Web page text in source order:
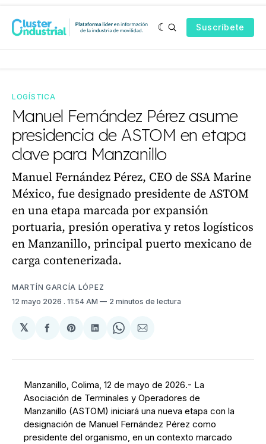
Suscríbete
LOGÍSTICA
Manuel Fernández Pérez asume
presidencia de ASTOM en etapa
clave para Manzanillo
Manuel Fernández Pérez, CEO de SSA Marine
México, fue designado presidente de ASTOM
en una etapa marcada por expansión
portuaria, presión operativa y retos logísticos
en Manzanillo, principal puerto mexicano de
carga contenerizada.
MARTÍN GARCÍA LÓPEZ
12 mayo 2026 . 11:54 AM 2 minutos de lectura
𝕏
Compartir
Facebook
Share
Pinterest
Compartir
LinkedIn
Share
WhatsApp
Compartir
Email
Manzanillo, Colima, 12 de mayo de 2026.- La
Asociación de Terminales y Operadores de
Manzanillo (ASTOM) iniciará una nueva etapa con la
designación de Manuel Fernández Pérez como
presidente del organismo, en un contexto marcado